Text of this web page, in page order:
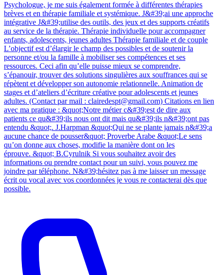
Psychologue, je me suis également formée à différentes thérapies
brèves et en thérapie familiale et systémique. J&#39;ai une approche
intégrative J&#39;utilise des outils, des jeux et des supports créatifs
au service de la thérapie. Thérapie individuelle pour accompagner
enfants, adolescents, jeunes adultes Thérapie familiale et de couple
L’objectif est d’élargir le champ des possibles et de soutenir la
personne et/ou la famille à mobiliser ses compétences et ses
ressources. Ceci afin qu’elle puisse mieux se comprendre,
s’épanouir, trouver des solutions singulières aux souffrances qui se
répètent et développer son autonomie relationnelle. Animation de
stages et d’ateliers d’écriture créative pour adolescents et jeunes
adultes. (Contact par mail : clairedespt@gmail.com) Citations en lien
avec ma pratique : &quot;Notre métier c&#39;est de dire aux
patients ce qu&#39;ils nous ont dit mais qu&#39;ils n&#39;ont pas
entendu &quot;. J.Harpman &quot;Qui ne se plante jamais n&#39;a
aucune chance de pousser&quot; Proverbe Arabe &quot;Le sens
qu’on donne aux choses, modifie la manière dont on les
éprouve. &quot; B.Cyrulnik Si vous souhaitez avoir des
informations ou prendre contact pour un suivi, vous pouvez me
joindre par téléphone. N&#39;hésitez pas à me laisser un message
écrit ou vocal avec vos coordonnées je vous re contacterai dès que
possible.